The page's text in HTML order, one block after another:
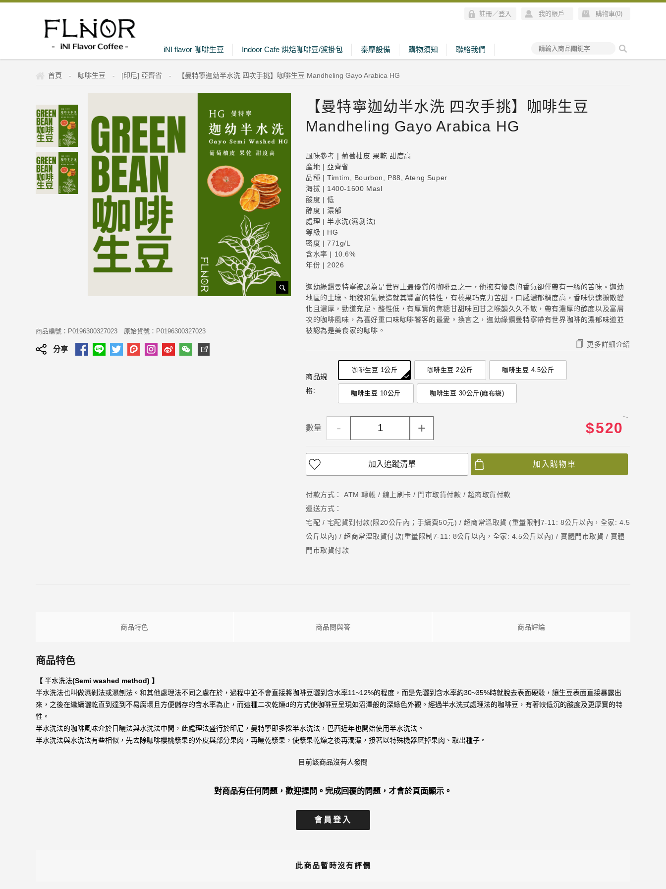
購物車(0)
我的帳戶
註冊／登入
iNI flavor 咖啡生豆 Indoor Cafe 烘焙咖啡豆/濾掛包 泰摩設備 購物須知 聯絡我們
首頁 - 咖啡生豆 - [印尼] 亞齊省 - 【曼特寧迦幼半水洗 四次手挑】咖啡生豆 Mandheling Gayo Arabica HG
商品編號：P0196300327023 原始貨號：P0196300327023
分享
【曼特寧迦幼半水洗 四次手挑】咖啡生豆
Mandheling Gayo Arabica HG
風味參考 | 葡萄柚皮 果乾 甜度高
產地 | 亞齊省
品種 | Timtim, Bourbon, P88, Ateng Super
海拔 | 1400-1600 Masl
酸度 | 低
醇度 | 濃郁
處理 | 半水洗(濕剝法)
等級 | HG
密度 | 771g/L
含水率 | 10.6%
年份 | 2026
迦幼綠鑽曼特寧被認為是世界上最優質的咖啡豆之一，他擁有優良的香氣卻僅帶有一絲的苦味。迦幼
地區的土壤、地貌和氣候造就其豐富的特性，有榛果巧克力苦甜，口感濃郁稠度高，香味快速擴散變
化且濃厚，勁道充足、酸性低，有厚實的焦糖甘甜味回甘之喉韻久久不散，帶有濃厚的醇度以及富層
次的咖啡風味，為喜好重口味咖啡饕客的最愛。換言之，迦幼綠鑽曼特寧帶有世界咖啡的濃郁味道並
被認為是美食家的咖啡。
更多詳細介紹
商品規
格:
咖啡生豆 1公斤 咖啡生豆 2公斤 咖啡生豆 4.5公斤
咖啡生豆 10公斤 咖啡生豆 30公斤(麻布袋)
數量 - + $520
加入追蹤清單 加入購物車
付款方式：
ATM 轉帳 / 線上刷卡 / 門市取貨付款 / 超商取貨付款
運送方式：
宅配 / 宅配貨到付款(限20公斤內；手續費50元) / 超商常溫取貨 (重量限制7-11: 8公斤以內，全家: 4.5
公斤以內) / 超商常溫取貨付款(重量限制7-11: 8公斤以內，全家: 4.5公斤以內) / 實體門市取貨 / 實體
門市取貨付款
商品特色 商品問與答 商品評論
商品特色
【 半水洗法(Semi washed method) 】
半水洗法也叫做濕剝法或濕刨法。和其他處理法不同之處在於，過程中並不會直接將咖啡豆曬到含水率11~12%的程度，而是先曬到含水率約30~35%時就脫去表面硬殼，讓生豆表面直接暴露出
來，之後在繼續曬乾直到達到不易腐壞且方便儲存的含水率為止，而這種二次乾燥d的方式使咖啡豆呈現如沼澤般的深綠色外觀。經過半水洗式處理法的咖啡豆，有著較低沉的酸度及更厚實的特
性。
半水洗法的咖啡風味介於日曬法與水洗法中間，此處理法盛行於印尼，曼特寧即多採半水洗法，巴西近年也開始使用半水洗法。
半水洗法與水洗法有些相似，先去除咖啡櫻桃漿果的外皮與部分果肉，再曬乾漿果，使漿果乾燥之後再潤濕，接著以特殊機器磨掉果肉、取出種子。
目前該商品沒有人發問
對商品有任何問題，歡迎提問。完成回覆的問題，才會於頁面顯示。
會員登入
此商品暫時沒有評價